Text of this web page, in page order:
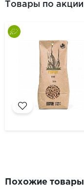
Товары по акции
Похожие товары